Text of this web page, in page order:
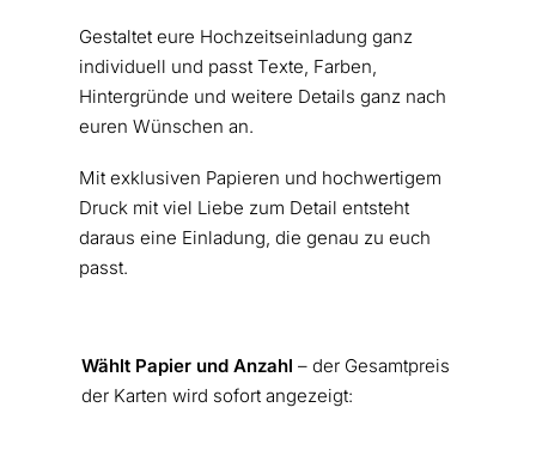
Gestaltet eure Hochzeitseinladung ganz
individuell und passt Texte, Farben,
Hintergründe und weitere Details ganz nach
euren Wünschen an.
Mit exklusiven Papieren und hochwertigem
Druck mit viel Liebe zum Detail entsteht
daraus eine Einladung, die genau zu euch
passt.
Wählt Papier und Anzahl – der Gesamtpreis
der Karten wird sofort angezeigt: